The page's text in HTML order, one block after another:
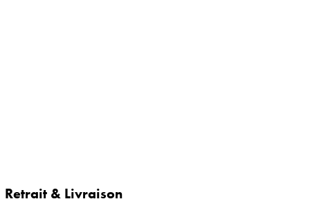
Retrait & Livraison